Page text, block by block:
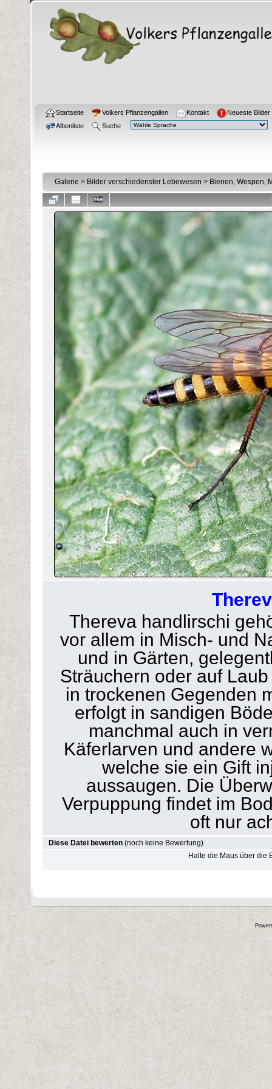
Startseite Volkers Pflanzengallen Kontakt
Neueste Bilder
Albenliste
Suche
Galerie > Bilder verschiedenster Lebewesen > Bienen, Wespen,
Thereva handlirschi
vor allem in Misch- und
und in Gärten,
Sträuchern oder auf
in trockenen Gegenden
erfolgt in sandigen
manchmal auch in
Käferlarven und andere
welche sie ein Gift
aussaugen. Die
Verpuppung findet im
oft nur
Diese Datei bewerten (noch keine Bewertung)
Halte die Maus über die